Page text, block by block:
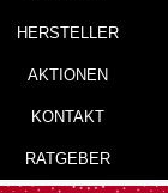
HERSTELLER
AKTIONEN
KONTAKT
RATGEBER